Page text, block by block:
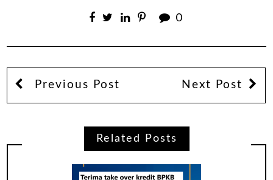
0
Previous Post Next Post
Related Posts